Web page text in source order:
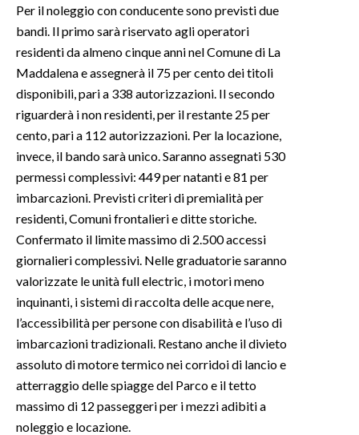
STORE
Per il noleggio con conducente sono previsti due
bandi. Il primo sarà riservato agli operatori
residenti da almeno cinque anni nel Comune di La
Maddalena e assegnerà il 75 per cento dei titoli
disponibili, pari a 338 autorizzazioni. Il secondo
riguarderà i non residenti, per il restante 25 per
cento, pari a 112 autorizzazioni. Per la locazione,
invece, il bando sarà unico. Saranno assegnati 530
permessi complessivi: 449 per natanti e 81 per
imbarcazioni. Previsti criteri di premialità per
residenti, Comuni frontalieri e ditte storiche.
Confermato il limite massimo di 2.500 accessi
giornalieri complessivi. Nelle graduatorie saranno
valorizzate le unità full electric, i motori meno
inquinanti, i sistemi di raccolta delle acque nere,
l’accessibilità per persone con disabilità e l’uso di
imbarcazioni tradizionali. Restano anche il divieto
assoluto di motore termico nei corridoi di lancio e
atterraggio delle spiagge del Parco e il tetto
massimo di 12 passeggeri per i mezzi adibiti a
noleggio e locazione.